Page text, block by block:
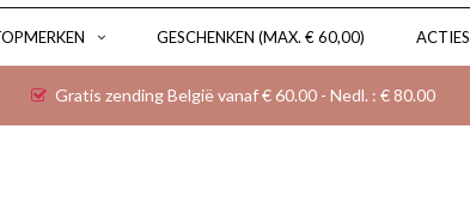
GESCHENKEN (MAX. € 60,00) ACTIES
Gratis zending België vanaf € 60.00 - Nedl. : € 80.00